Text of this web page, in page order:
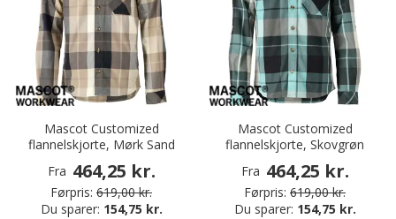
Mascot Customized
flannelskjorte, Mørk Sand
Fra 464,25 kr.
Førpris: 619,00 kr.
Du sparer: 154,75 kr.
Mascot Customized
flannelskjorte, Skovgrøn
Fra 464,25 kr.
Førpris: 619,00 kr.
Du sparer: 154,75 kr.